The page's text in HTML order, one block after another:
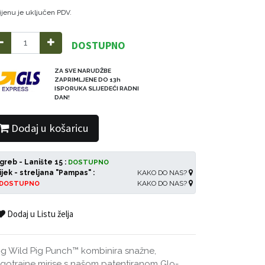
je uključen PDV.
DOSTUPNO
ZA SVE NARUDŽBE
ZAPRIMLJENE DO 13h
ISPORUKA SLIJEDEĆI RADNI
DAN!
Dodaj u košaricu
- Lanište 15 : DOSTUPNO
KAKO DO NAS?
- streljana "Pampas" :
KAKO DO NAS?
Dodaj u Listu želja
Wild Pig Punch™ kombinira snažne,